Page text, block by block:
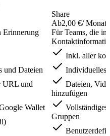
Erinnerung
und Dateien
URL und
Wallet
Share
Ab2,00 €/ Monat
Für Teams, die in
Inkl. aller
Individuelles
Dateien,
hinzufügen
Gruppen